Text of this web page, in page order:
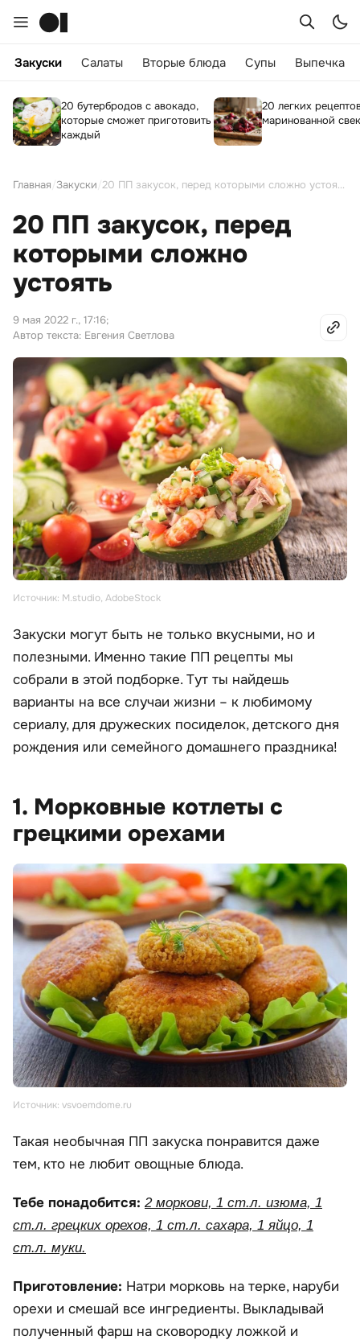
Закуски Салаты Вторые блюда Супы Выпечка
20 бутербродов с авокадо,
которые сможет приготовить
каждый
20 легких
маринованной
Главная Закуски 20 ПП закусок, перед которыми сложно устоять
20 ПП закусок, перед
которыми сложно
устоять
9 мая 2022 г., 17:16;
Автор текста: Евгения Светлова
Источник: M.studio, AdobeStock
Закуски могут быть не только вкусными, но и
полезными. Именно такие ПП рецепты мы
собрали в этой подборке. Тут ты найдешь
варианты на все случаи жизни – к любимому
сериалу, для дружеских посиделок, детского дня
рождения или семейного домашнего праздника!
1. Морковные котлеты с
грецкими орехами
Источник: vsvoemdome.ru
Такая необычная ПП закуска понравится даже
тем, кто не любит овощные блюда.
Тебе понадобится: 2 моркови, 1 ст.л. изюма, 1
ст.л. грецких орехов, 1 ст.л. сахара, 1 яйцо, 1
ст.л. муки.
Приготовление: Натри морковь на терке, наруби
орехи и смешай все ингредиенты. Выкладывай
полученный фарш на сковородку ложкой и